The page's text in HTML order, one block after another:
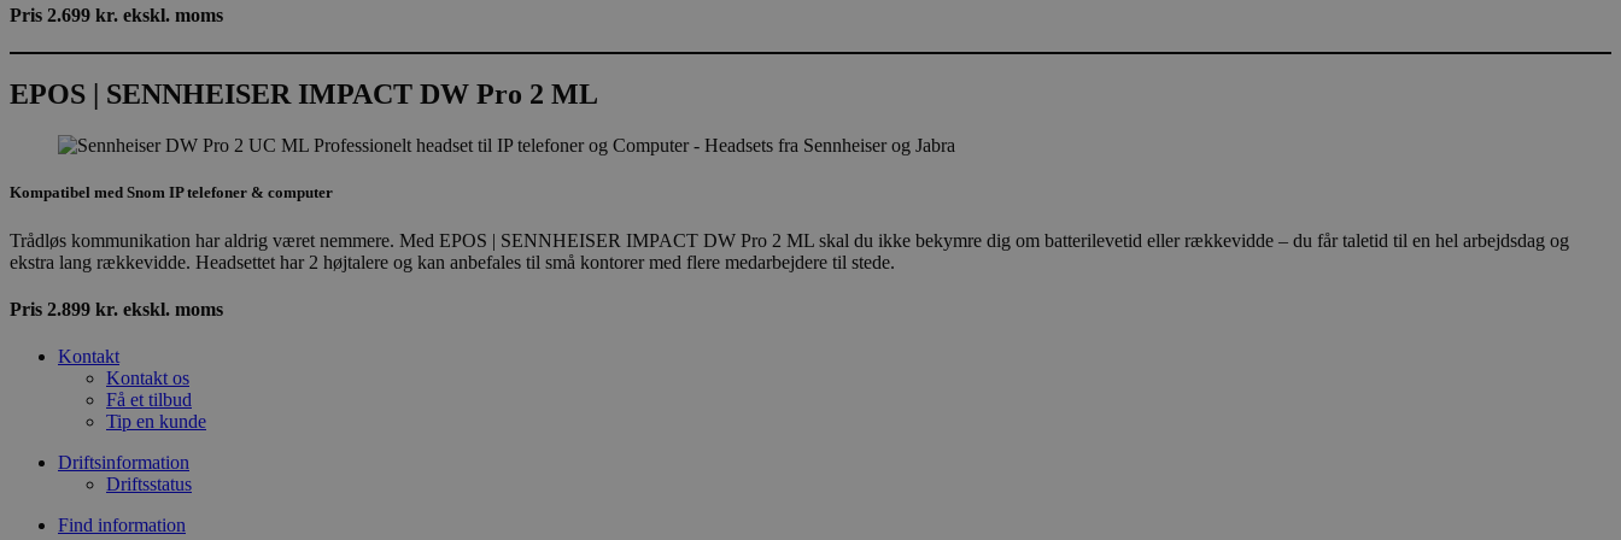
Pris 2.699 kr. ekskl. moms
EPOS | SENNHEISER IMPACT DW Pro 2 ML
Kompatibel med Snom IP telefoner & computer
Trådløs kommunikation har aldrig været nemmere. Med EPOS | SENNHEISER IMPACT DW Pro 2 ML skal du ikke bekymre dig om batterilevetid eller rækkevidde – du får taletid til en hel arbejdsdag og
ekstra lang rækkevidde. Headsettet har 2 højtalere og kan anbefales til små kontorer med flere medarbejdere til stede.
Pris 2.899 kr. ekskl. moms
Kontakt
Kontakt os
Få et tilbud
Tip en kunde
Driftsinformation
Driftsstatus
Find information